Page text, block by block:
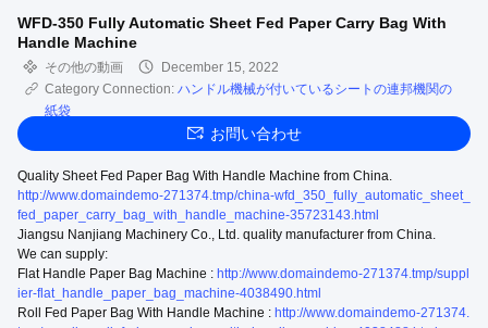
WFD-350 Fully Automatic Sheet Fed Paper Carry Bag With
Handle Machine
その他の動画
December 15, 2022
Category Connection: ハンドル機械が付いているシートの連邦機関の
紙袋
お問い合わせ
Quality Sheet Fed Paper Bag With Handle Machine from China.
http://www.domaindemo-271374.tmp/china-wfd_350_fully_automatic_sheet_
fed_paper_carry_bag_with_handle_machine-35723143.html
Jiangsu Nanjiang Machinery Co., Ltd. quality manufacturer from China.
We can supply:
Flat Handle Paper Bag Machine : http://www.domaindemo-271374.tmp/suppl
ier-flat_handle_paper_bag_machine-4038490.html
Roll Fed Paper Bag With Handle Machine : http://www.domaindemo-271374.